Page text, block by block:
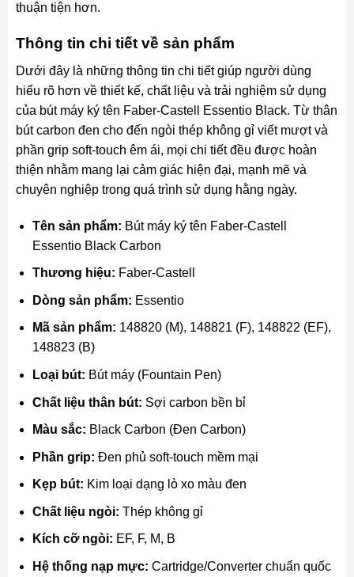
thuận tiện hơn.
Thông tin chi tiết về sản phẩm
Dưới đây là những thông tin chi tiết giúp người dùng
hiểu rõ hơn về thiết kế, chất liệu và trải nghiệm sử dụng
của bút máy ký tên Faber-Castell Essentio Black. Từ thân
bút carbon đen cho đến ngòi thép không gỉ viết mượt và
phần grip soft-touch êm ái, mọi chi tiết đều được hoàn
thiện nhằm mang lại cảm giác hiện đại, mạnh mẽ và
chuyên nghiệp trong quá trình sử dụng hằng ngày.
Tên sản phẩm: Bút máy ký tên Faber-Castell
Essentio Black Carbon
Thương hiệu: Faber-Castell
Dòng sản phẩm: Essentio
Mã sản phẩm: 148820 (M), 148821 (F), 148822 (EF),
148823 (B)
Loại bút: Bút máy (Fountain Pen)
Chất liệu thân bút: Sợi carbon bền bỉ
Màu sắc: Black Carbon (Đen Carbon)
Phần grip: Đen phủ soft-touch mềm mại
Kẹp bút: Kim loại dạng lò xo màu đen
Chất liệu ngòi: Thép không gỉ
Kích cỡ ngòi: EF, F, M, B
Hệ thống nạp mực: Cartridge/Converter chuẩn quốc